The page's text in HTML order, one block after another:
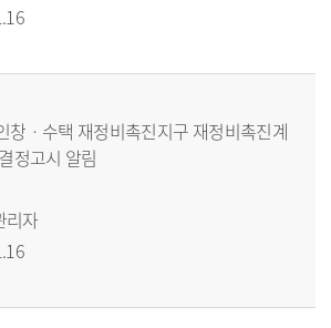
창ㆍ수택 재정비촉진지구 재정비촉진계
정고시 알림
리자